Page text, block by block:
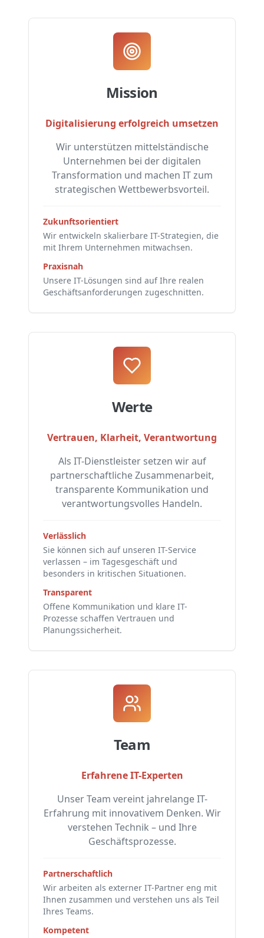
Mission
Digitalisierung erfolgreich umsetzen
Wir unterstützen mittelständische
Unternehmen bei der digitalen
Transformation und machen IT zum
strategischen Wettbewerbsvorteil.
Zukunftsorientiert
Wir entwickeln skalierbare IT-Strategien, die
mit Ihrem Unternehmen mitwachsen.
Praxisnah
Unsere IT-Lösungen sind auf Ihre realen
Geschäftsanforderungen zugeschnitten.
Werte
Vertrauen, Klarheit, Verantwortung
Als IT-Dienstleister setzen wir auf
partnerschaftliche Zusammenarbeit,
transparente Kommunikation und
verantwortungsvolles Handeln.
Verlässlich
Sie können sich auf unseren IT-Service
verlassen – im Tagesgeschäft und
besonders in kritischen Situationen.
Transparent
Offene Kommunikation und klare IT-
Prozesse schaffen Vertrauen und
Planungssicherheit.
Team
Erfahrene IT-Experten
Unser Team vereint jahrelange IT-
Erfahrung mit innovativem Denken. Wir
verstehen Technik – und Ihre
Geschäftsprozesse.
Partnerschaftlich
Wir arbeiten als externer IT-Partner eng mit
Ihnen zusammen und verstehen uns als Teil
Ihres Teams.
Kompetent